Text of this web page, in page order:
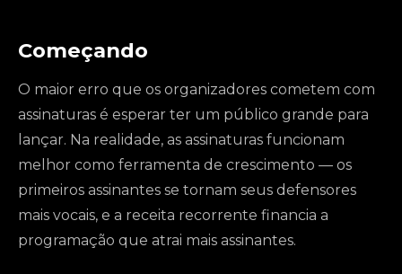
Começando
O maior erro que os organizadores cometem com
assinaturas é esperar ter um público grande para
lançar. Na realidade, as assinaturas funcionam
melhor como ferramenta de crescimento — os
primeiros assinantes se tornam seus defensores
mais vocais, e a receita recorrente financia a
programação que atrai mais assinantes.